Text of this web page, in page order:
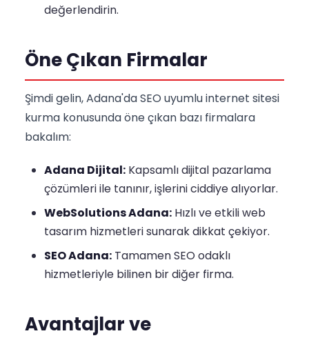
değerlendirin.
Öne Çıkan Firmalar
Şimdi gelin, Adana'da SEO uyumlu internet sitesi
kurma konusunda öne çıkan bazı firmalara
bakalım:
Adana Dijital: Kapsamlı dijital pazarlama
çözümleri ile tanınır, işlerini ciddiye alıyorlar.
WebSolutions Adana: Hızlı ve etkili web
tasarım hizmetleri sunarak dikkat çekiyor.
SEO Adana: Tamamen SEO odaklı
hizmetleriyle bilinen bir diğer firma.
Avantajlar ve